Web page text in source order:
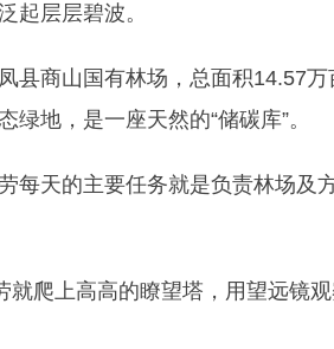
起层层碧波。
县商山国有林场，总面积14.57万
地，是一座天然的“储碳库”。
每天的主要任务就是负责林场及
就爬上高高的瞭望塔，用望远镜